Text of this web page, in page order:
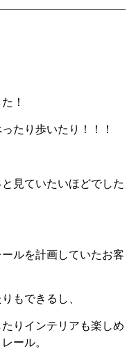
！
たり歩いたり！！！
見ていたいほどでした
ルを計画していたお客
もできるし、
りインテリアも楽しめ
ール。